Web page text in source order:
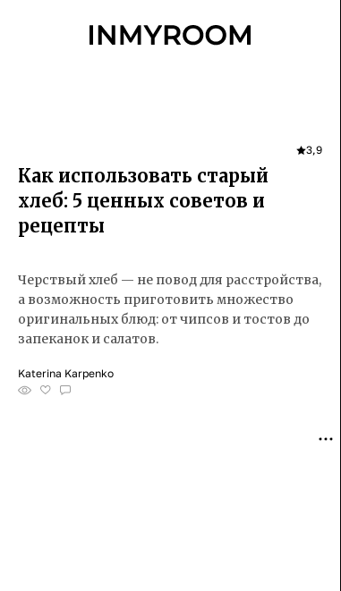
3,9
Как использовать старый
хлеб: 5 ценных советов и
рецепты
Черствый хлеб — не повод для расстройства,
а возможность приготовить множество
оригинальных блюд: от чипсов и тостов до
запеканок и салатов.
Katerina Karpenko